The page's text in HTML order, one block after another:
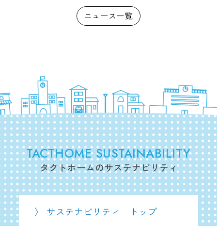
ニュース一覧
TACTHOME SUSTAINABILITY
タクトホームのサステナビリティ
〉 サステナビリティ トップ